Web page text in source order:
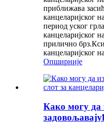
приближава
канцеларијског
период уског
канцеларијског
прилично
канцеларијског
Опширније
Како могу да